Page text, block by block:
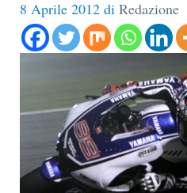
8 Aprile 2012 di Redazione